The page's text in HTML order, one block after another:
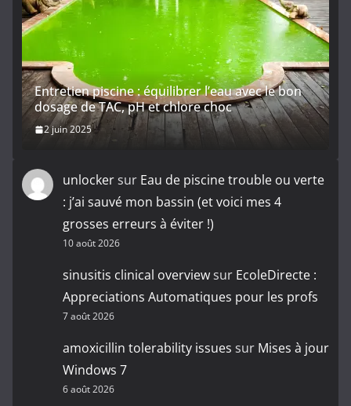
Entretien piscine : équilibrer l’eau avec le bon
dosage de TAC, pH et chlore choc
2 juin 2025
unlockersur Eau de piscine trouble ou verte
: j’ai sauvé mon bassin (et voici mes 4
grosses erreurs à éviter !)
10 août 2026
sinusitis clinical overviewsur EcoleDirecte :
Appreciations Automatiques pour les profs
7 août 2026
amoxicillin tolerability issues sur Mises à jour
Windows 7
6 août 2026